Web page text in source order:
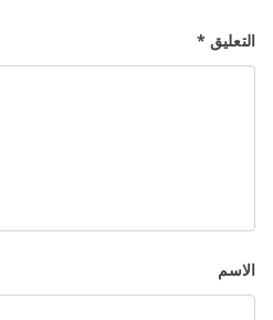
التعليق *
الاسم